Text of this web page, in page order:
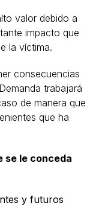
valor debido a
impacto que
la víctima.
consecuencias
trabajará
de manera que
que ha
se le conceda
y futuros